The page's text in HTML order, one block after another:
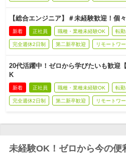
【総合エンジニア】＃未経験歓迎！個
新着 正社員 職種・業種未経験OK 転勤
完全週休2日制 第二新卒歓迎 リモートワ
20代活躍中！ゼロから学びたいも歓迎
K
新着 正社員 職種・業種未経験OK 転勤
完全週休2日制 第二新卒歓迎 リモートワ
未経験OK！ゼロから今の便